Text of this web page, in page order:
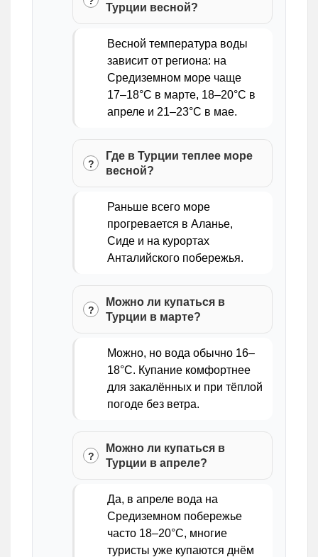
Турции весной?
Весной температура воды
зависит от региона: на
Средиземном море чаще
17–18°C в марте, 18–20°C в
апреле и 21–23°C в мае.
Где в Турции теплее море
весной?
Раньше всего море
прогревается в Аланье,
Сиде и на курортах
Анталийского побережья.
Можно ли купаться в
Турции в марте?
Можно, но вода обычно 16–
18°C. Купание комфортнее
для закалённых и при тёплой
погоде без ветра.
Можно ли купаться в
Турции в апреле?
Да, в апреле вода на
Средиземном побережье
часто 18–20°C, многие
туристы уже купаются днём